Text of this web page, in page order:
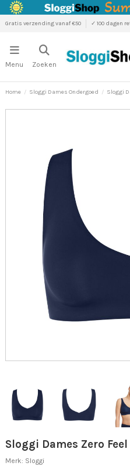
Gratis verzending vanaf €50 ✓ 100 dagen
Menu Zoeken
Home Sloggi Dames Ondergoed Sloggi
Sloggi Dames Zero
Merk: Sloggi